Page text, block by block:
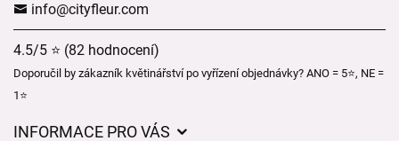
info@cityfleur.com
4.5/5 ⭐ (82 hodnocení)
Doporučil by zákazník květinářství po vyřízení objednávky? ANO = 5⭐, NE =
1⭐
INFORMACE PRO VÁS